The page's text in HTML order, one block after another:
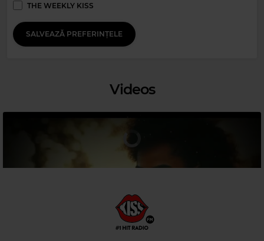
BLACK–WONDERFUL LIFE
THE WEEKLY KISS
SALVEAZĂ PREFERINȚELE
Videos